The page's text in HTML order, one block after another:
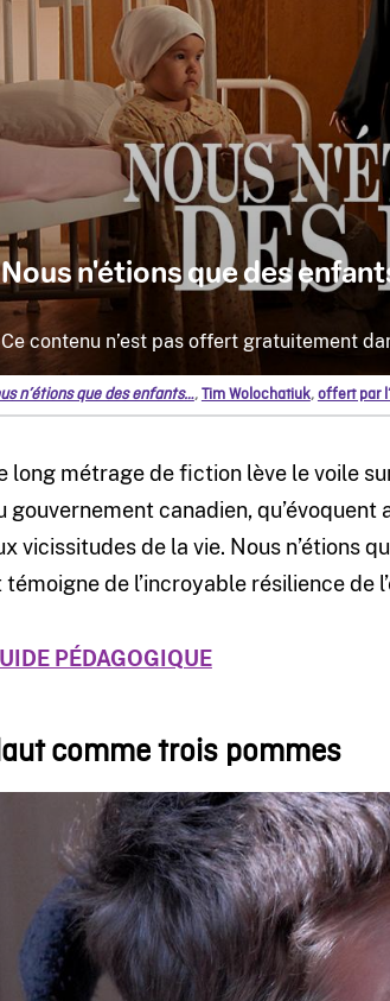
n’étions que des enfants…,Tim Wolochatiuk,offert par
long métrage de fiction lève le voile
gouvernement canadien,
vicissitudes de la vie. Nous n’étions
témoigne de l’incroyable résilience de
PÉDAGOGIQUE
comme trois pommes